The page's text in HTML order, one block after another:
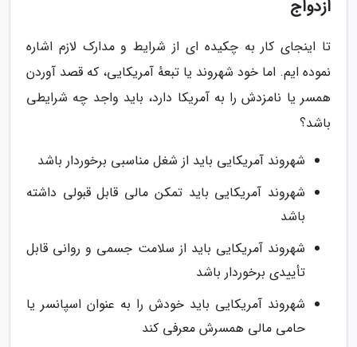
ازدواج
تا اینجای کار به چکیده ای از شرایط و مدارک لازم اشاره
نموده ایم. اما خود شهروند یا تبعهٔ آمریکایی، که قصد آوردن
همسر یا نامزدش را به آمریکا دارد، باید واجد چه شرایطی
باشد؟
شهروند آمریکایی باید از شغل مناسبی برخوردار باشد
شهروند آمریکایی باید تمکن مالی قابل قبولی داشته
باشد
شهروند آمریکایی باید از سلامت جسمی و روانی قابل
تأییدی برخوردار باشد
شهروند آمریکایی باید خودش را به عنوان اسپانسر یا
حامی مالی همسرش معرفی کند